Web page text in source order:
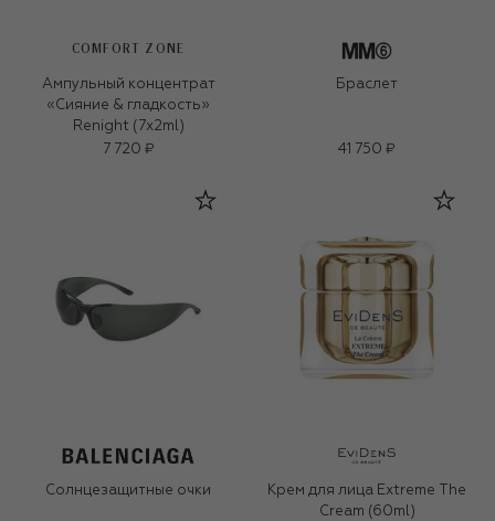
COMFORT ZONE
Ампульный концентрат
«Сияние & гладкость»
Renight (7х2ml)
7 720 ₽
Браслет
41 750 ₽
Солнцезащитные очки
Крем для лица Extreme The
Cream (60ml)